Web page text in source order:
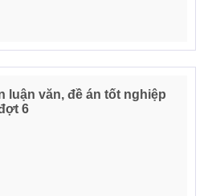
luận văn, đề án tốt nghiệp
6